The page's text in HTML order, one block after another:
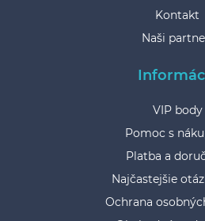
Kontakt
Naši
VIP body
Pomoc s
Platba a
Najčastejšie
Ochrana